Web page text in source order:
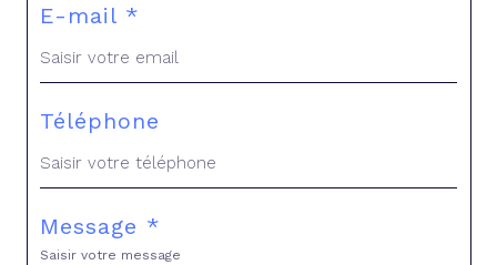
E-mail *
Téléphone
Message *